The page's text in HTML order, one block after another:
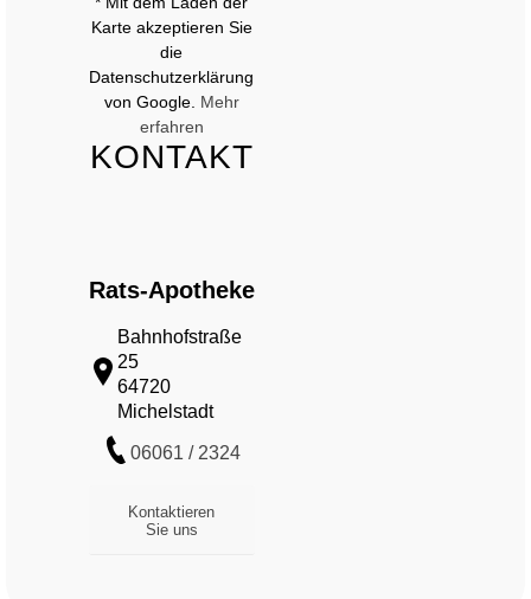
zu
laden *
Karte akzeptieren Sie
die
Datenschutzerklärung
von Google. Mehr
erfahren
KONTAKT
Rats-Apotheke
Bahnhofstraße
25
64720
Michelstadt
06061 / 2324
Kontaktieren
Sie uns